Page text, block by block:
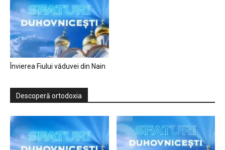
Învierea Fiului văduvei din Nain
Descoperă ortodoxia